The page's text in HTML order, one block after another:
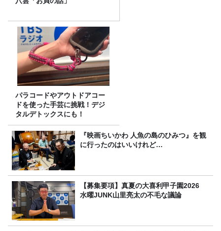
パラコードやアウトドアコー
ドを使った手芸に挑戦！デジ
タルデトックスにも！
『映画ちいかわ 人魚の島のひみつ』を観
に行ったのはいいけれど…
【募集要項】真夏の大喜利甲子園2026
水曜JUNK山里亮太の不毛な議論